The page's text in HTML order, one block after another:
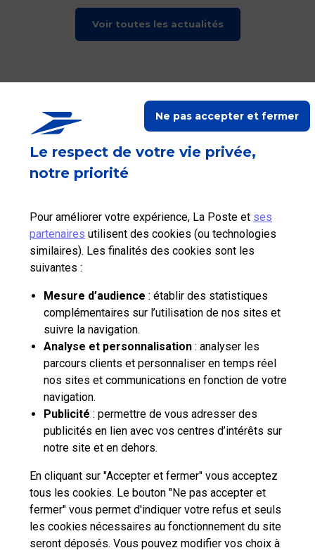
Le respect de votre vie privée,
notre priorité
Pour améliorer votre expérience, La Poste et ses
partenaires utilisent des cookies (ou technologies
similaires). Les finalités des cookies sont les
suivantes :
Mesure d’audience : établir des statistiques
complémentaires sur l’utilisation de nos sites et
suivre la navigation.
Analyse et personnalisation : analyser les
parcours clients et personnaliser en temps réel
nos sites et communications en fonction de votre
navigation.
Publicité : permettre de vous adresser des
publicités en lien avec vos centres d’intérêts sur
notre site et en dehors.
En cliquant sur "Accepter et fermer" vous acceptez
tous les cookies. Le bouton "Ne pas accepter et
fermer" vous permet d'indiquer votre refus et seuls
les cookies nécessaires au fonctionnement du site
seront déposés. Vous pouvez modifier vos choix à
Ne pas accepter et fermer
Voir toutes les actualités
La Poste Solutions Business est la marque B2B de La Poste, destinée aux
entreprises, collectivités et administrations publiques.
Retrouvez ici des actualités, des études de tendances, des décryptages et
innovations, des offres selon vos usages, des infos pratiques et un accès
La Poste vous accompagne
Qui sommes-nous?
Aide et outils
Contactez-nous
pro.laposte.fr part.laposte.fr groupelaposte.com